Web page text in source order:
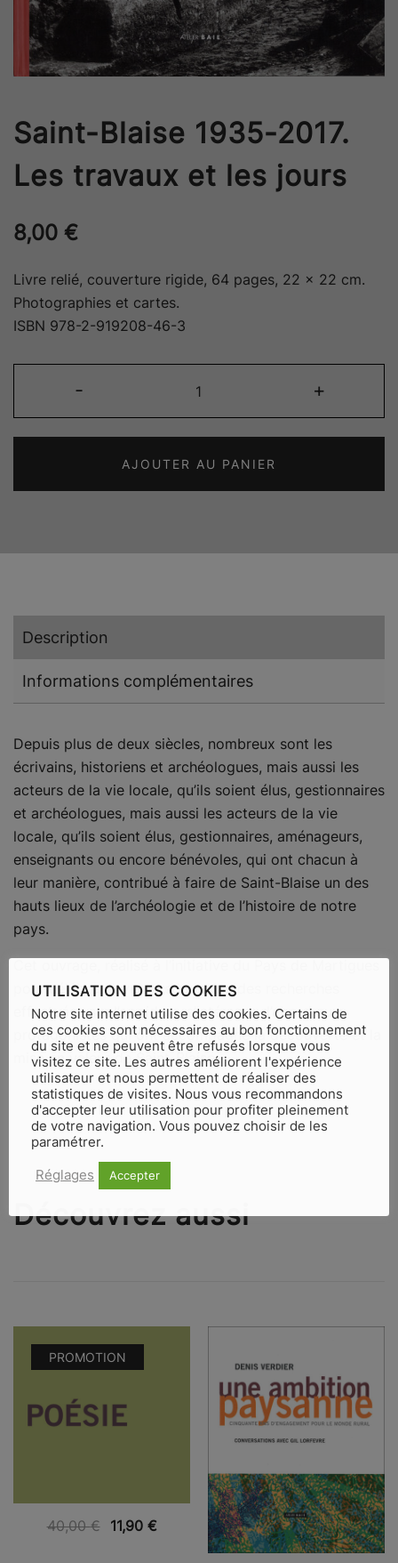
Saint-Blaise 1935-2017.
Les travaux et les jours
8,00 €
Livre relié, couverture rigide, 64 pages, 22 x 22 cm.
Photographies et cartes.
ISBN 978-2-919208-46-3
-
1935-
2017.
jours
+
AJOUTER AU PANIER
Description
Informations complémentaires
Depuis plus de deux siècles, nombreux sont les
écrivains, historiens et archéologues, mais aussi les
acteurs de la vie locale, qu’ils soient élus, gestionnaires
et archéologues, mais aussi les acteurs de la vie
locale, qu’ils soient élus, gestionnaires, aménageurs,
enseignants ou encore bénévoles, qui ont chacun à
leur manière, contribué à faire de Saint-Blaise un des
hauts lieux de l’archéologie et de l’histoire de notre
pays.
pour célébrer l’aventure humaine des recherches
effectuées sur l’oppidum, s’intéresse d’abord aux
protagonistes qui ont accompagné la découverte et la
mise en valeur de Saint-Blaise.
Découvrez aussi
PROMOTION
VUE RAPIDE
40,00€ 11,90 €
UTILISATION DES COOKIES
Notre site internet utilise des cookies. Certains de
ces cookies sont nécessaires au bon fonctionnement
du site et ne peuvent être refusés lorsque vous
visitez ce site. Les autres améliorent l'expérience
utilisateur et nous permettent de réaliser des
statistiques de visites. Nous vous recommandons
d'accepter leur utilisation pour profiter pleinement
de votre navigation. Vous pouvez choisir de les
paramétrer.
Réglages Accepter